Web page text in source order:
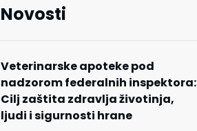
Novosti
Veterinarske apoteke pod
nadzorom federalnih inspektora:
Cilj zaštita zdravlja životinja,
ljudi i sigurnosti hrane